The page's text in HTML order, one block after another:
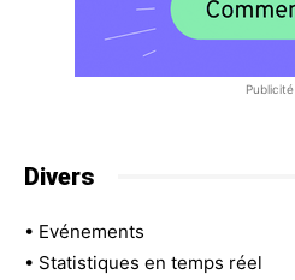
Publicité
Divers
• Evénements
• Statistiques en temps réel